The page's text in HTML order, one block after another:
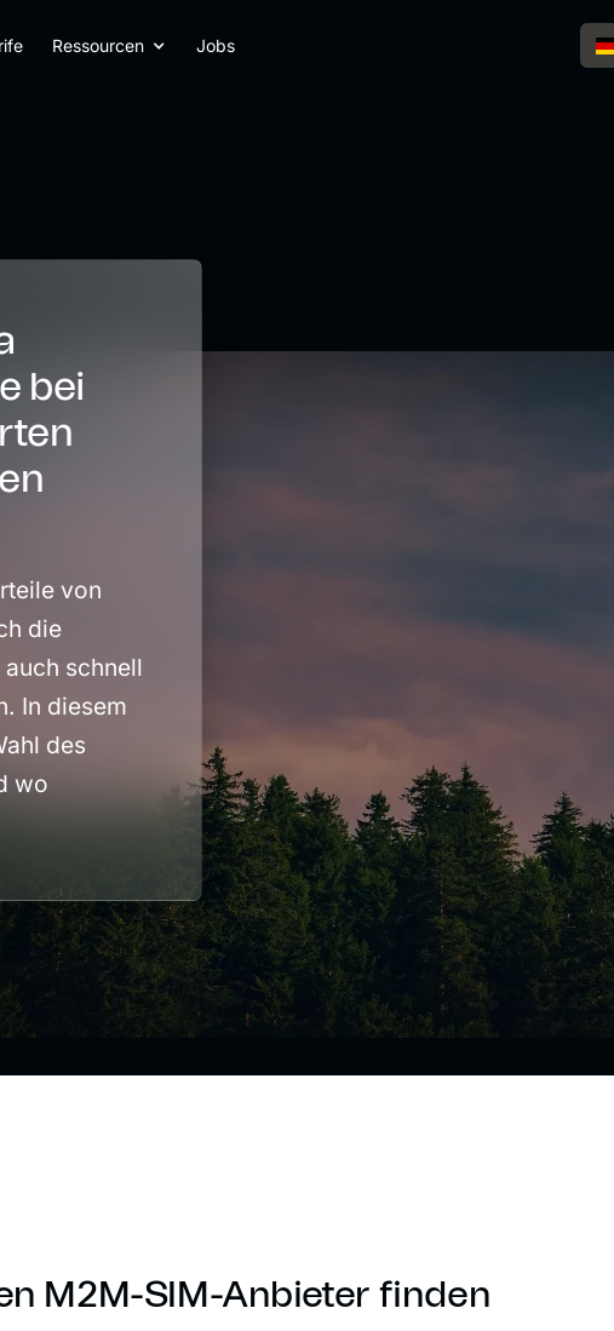
Ressourcen Jobs
bei
von
die
schnell
In diesem
des
wo
M2M-SIM-Anbieter finden